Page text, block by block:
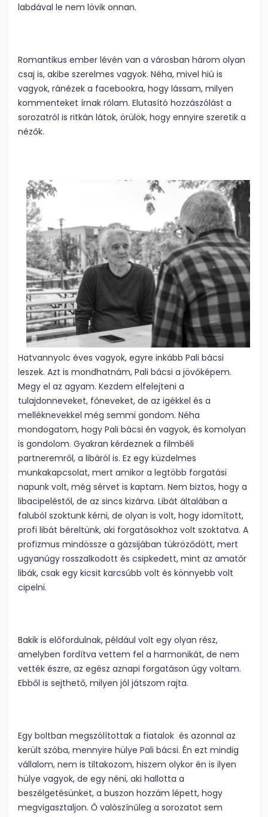
labdával le nem lövik onnan.
Romantikus ember lévén van a városban három olyan
csaj is, akibe szerelmes vagyok. Néha, mivel hiú is
vagyok, ránézek a facebookra, hogy lássam, milyen
kommenteket írnak rólam. Elutasító hozzászólást a
sorozatról is ritkán látok, örülök, hogy ennyire szeretik a
nézők.
Hatvannyolc éves vagyok, egyre inkább Pali bácsi
leszek. Azt is mondhatnám, Pali bácsi a jövőképem.
Megy el az agyam. Kezdem elfelejteni a
tulajdonneveket, főneveket, de az igékkel és a
melléknevekkel még semmi gondom. Néha
mondogatom, hogy Pali bácsi én vagyok, és komolyan
is gondolom. Gyakran kérdeznek a filmbéli
partneremről, a libáról is. Ez egy küzdelmes
munkakapcsolat, mert amikor a legtöbb forgatási
napunk volt, még sérvet is kaptam. Nem biztos, hogy a
libacipeléstől, de az sincs kizárva. Libát általában a
faluból szoktunk kérni, de olyan is volt, hogy idomított,
profi libát béreltünk, aki forgatásokhoz volt szoktatva. A
profizmus mindössze a gázsijában tükröződött, mert
ugyanúgy rosszalkodott és csipkedett, mint az amatőr
libák, csak egy kicsit karcsúbb volt és könnyebb volt
cipelni.
Bakik is előfordulnak, például volt egy olyan rész,
amelyben fordítva vettem fel a harmonikát, de nem
vették észre, az egész aznapi forgatáson úgy voltam.
Ebből is sejthető, milyen jól játszom rajta.
Egy boltban megszólítottak a fiatalok és azonnal az
került szóba, mennyire hülye Pali bácsi. Én ezt mindig
vállalom, nem is tiltakozom, hiszem olykor én is ilyen
hülye vagyok, de egy néni, aki hallotta a
beszélgetésünket, a buszon hozzám lépett, hogy
megvigasztaljon. Ő valószínűleg a sorozatot sem